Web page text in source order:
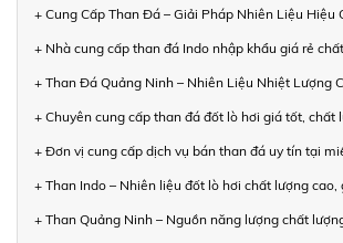
+ Cung Cấp Than Đá – Giải Pháp Nhiên Liệu Hiệu
+ Nhà cung cấp than đá Indo nhập khẩu giá rẻ
+ Than Đá Quảng Ninh – Nhiên Liệu Nhiệt Lượng
+ Chuyên cung cấp than đá đốt lò hơi giá tốt, chất
+ Đơn vị cung cấp dịch vụ bán than đá uy tín tại
+ Than Indo – Nhiên liệu đốt lò hơi chất lượng cao,
+ Than Quảng Ninh – Nguồn năng lượng chất